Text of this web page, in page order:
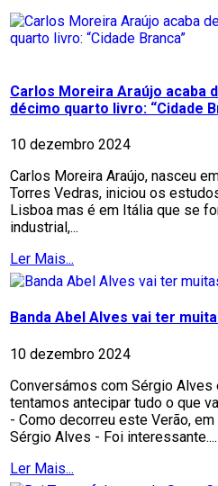
Carlos Moreira Araújo acaba
décimo quarto livro: “Cidade
10 dezembro 2024
Carlos Moreira Araújo, nasceu
Torres Vedras, iniciou os
Lisboa mas é em Itália que se
industrial,...
Ler Mais...
Banda Abel Alves vai ter
10 dezembro 2024
Conversámos com Sérgio Alves
tentamos antecipar tudo o que
- Como decorreu este Verão,
Sérgio Alves - Foi interessante....
Ler Mais...